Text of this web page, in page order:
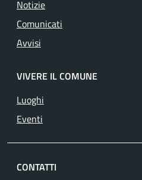
Notizie
Comunicati
Avvisi
VIVERE IL COMUNE
Luoghi
Eventi
CONTATTI